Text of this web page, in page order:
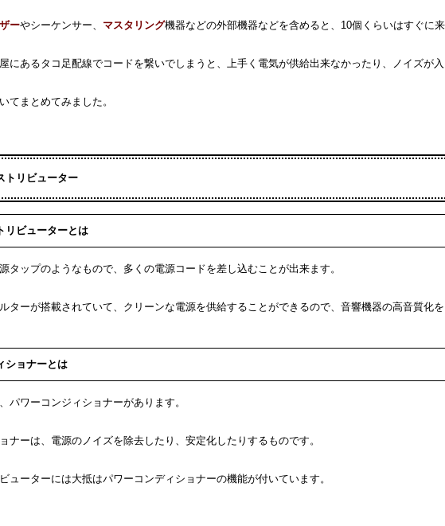
ーやシーケンサー、 マスタリング機器などの外部機器などを含めると、10個くらいはすぐに来
にあるタコ足配線でコードを繋いでしまうと、上手く電気が供給出来なかったり、ノイズが入
てまとめてみました。
トリビューター
リビューターとは
タップのようなもので、多くの電源コードを差し込むことが出来ます。
ターが搭載されていて、クリーンな電源を供給することができるので、音響機器の高音質化を
ショナーとは
パワーコンジィショナーがあります。
ナーは、電源のノイズを除去したり、安定化したりするものです。
ューターには大抵はパワーコンディショナーの機能が付いています。